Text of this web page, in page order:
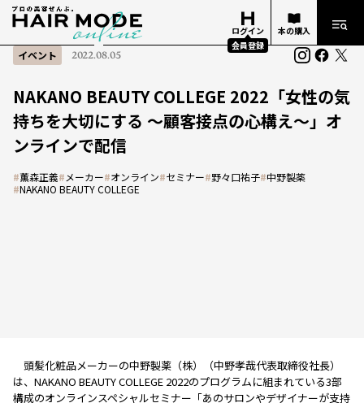
ログイン
会員登録
本の購入
イベント 2022.08.05
NAKANO BEAUTY COLLEGE 2022「女性の気
持ちを大切にする ～顧客接点の心構え～」オ
ンラインで配信
#薫森正義# メーカー#オンライン#セミナー#野々口祐子#中野製薬
#NAKANO BEAUTY COLLEGE
頭髪化粧品メーカーの中野製薬（株）（中野孝哉代表取締役社長）
は、NAKANO BEAUTY COLLEGE 2022のプログラムに組まれている3部
構成のオンラインスペシャルセミナー「あのサロンやデザイナーが支持